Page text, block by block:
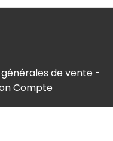
de vente
Compte